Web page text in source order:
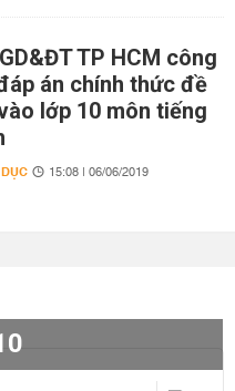
TP HCM công
án chính thức đề
lớp 10 môn tiếng
15:08 | 06/06/2019